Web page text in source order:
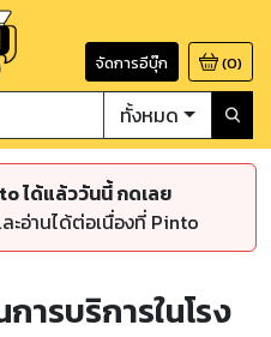
จัดการอีบุ๊ก (0)
ทั้งหมด
ได้แล้ววันนี้ กดเลย
อ่านได้ต่อเนื่องที่ Pinto
ารบริการในโรง